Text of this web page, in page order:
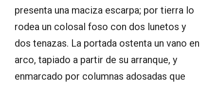
presenta una maciza escarpa; por tierra lo
rodea un colosal foso con dos lunetos y
dos tenazas. La portada ostenta un vano en
arco, tapiado a partir de su arranque, y
enmarcado por columnas adosadas que